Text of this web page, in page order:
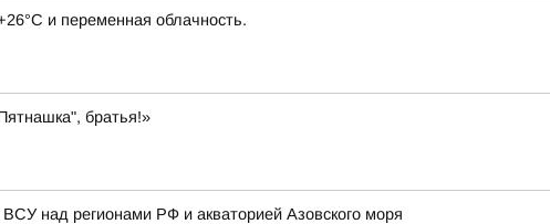
и переменная облачность.
братья!»
над регионами РФ и акваторией Азовского моря